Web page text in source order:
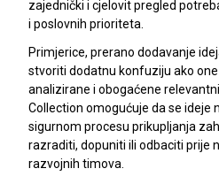
zajednički i cjelovit pregled
i poslovnih prioriteta.
Primjerice, prerano dodavanje
stvoriti dodatnu konfuziju ako
analizirane i obogaćene
Collection omogućuje da se ideje
sigurnom procesu prikupljanja
razraditi, dopuniti ili odbaciti prije
razvojnih timova.